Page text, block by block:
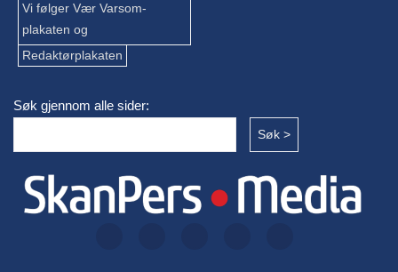
Vi følger Vær Varsom-
plakaten og
Redaktørplakaten
Søk gjennom alle sider: